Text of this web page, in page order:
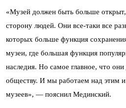
«Музей должен быть больше
сторону людей. Они все-таки все
которых больше функция
музеи, где большая функция
наследия. Но самое главное, что
обществу. И мы работаем над этим
музеев», — пояснил Мединский.